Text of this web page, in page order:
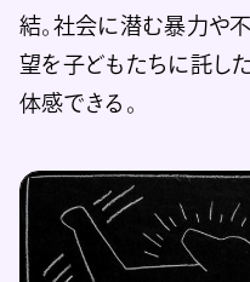
結。社会に潜む暴力や
望を子どもたちに託し
体感できる。